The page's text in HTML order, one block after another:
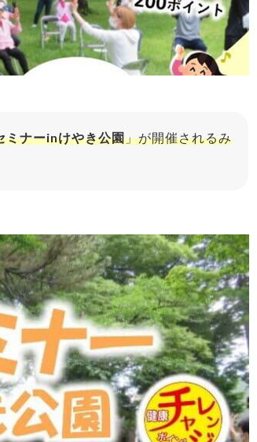
ミナーinけやき公園」が開催されるみ